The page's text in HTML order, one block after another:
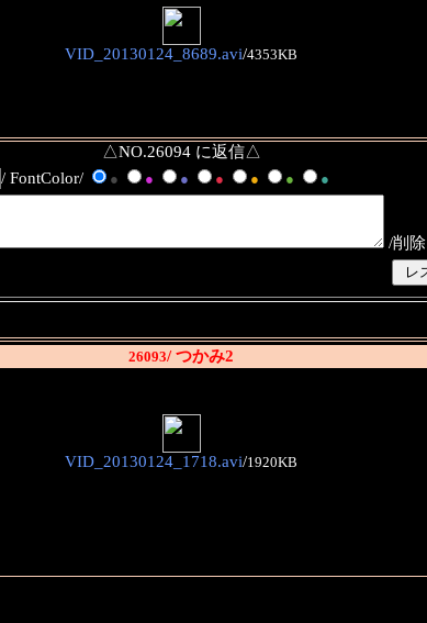
VID_20130124_8689.avi/4353KB
△NO.26094 に返信△
/ FontColor/ ● ● ● ● ● ● ●
/削
26093/ つかみ2
VID_20130124_1718.avi/1920KB